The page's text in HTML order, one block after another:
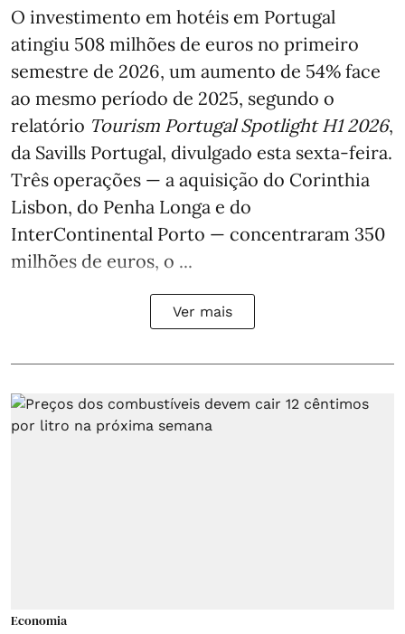
O investimento em hotéis em Portugal
atingiu 508 milhões de euros no primeiro
semestre de 2026, um aumento de 54% face
ao mesmo período de 2025, segundo o
relatório Tourism Portugal Spotlight H1 2026,
da Savills Portugal, divulgado esta sexta-feira.
Três operações — a aquisição do Corinthia
Lisbon, do Penha Longa e do
InterContinental Porto — concentraram 350
milhões de euros, o ...
Ver mais
Economia